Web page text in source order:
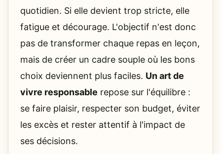
quotidien. Si elle devient trop stricte, elle
fatigue et décourage. L'objectif n'est donc
pas de transformer chaque repas en leçon,
mais de créer un cadre souple où les bons
choix deviennent plus faciles. Un art de
vivre responsable repose sur l'équilibre :
se faire plaisir, respecter son budget, éviter
les excès et rester attentif à l'impact de
ses décisions.